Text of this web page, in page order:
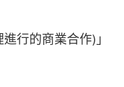
行的商業合作)」